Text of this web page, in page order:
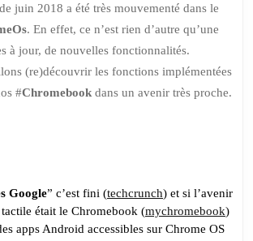
Nouveautés,
New,
Nuevo,
Neu
sur
juin 2018 a été très mouvementé dans le
. En effet, ce n’est rien d’autre qu’une
à jour, de nouvelles fonctionnalités.
(re)découvrir les fonctions implémentées
#Chromebook dans un avenir très proche.
Google” c’est fini (techcrunch) et si l’avenir
était le Chromebook (mychromebook)
apps Android accessibles sur Chrome OS